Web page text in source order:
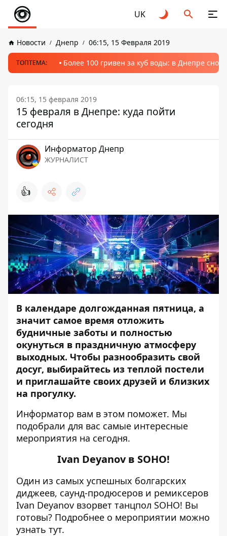
UK
Новости Днепр 06:15, 15 Февраля 2019
ТОПТЕМА: Более 100 гривен за куб воды: в Днепре
06:15, 15 февраля 2019
15 февраля в Днепре: куда пойти
сегодня
Информатор Днепр
ЖУРНАЛИСТ
👍
В календаре долгожданная пятница, а
значит самое время отложить
будничные заботы и полностью
окунуться в праздничную атмосферу
выходных. Чтобы разнообразить свой
досуг, выбирайтесь из теплой постели
и приглашайте своих друзей и близких
на прогулку.
Информатор вам в этом поможет. Мы
подобрали для вас самые интересные
мероприятия на сегодня.
Ivan Deyanov в SOHO!
Один из самых успешных болгарских
диджеев, саунд-продюсеров и ремиксеров
Ivan Deyanov взорвет танцпол SOHO! Вы
готовы? Подробнее о мероприятии можно
узнать тут.